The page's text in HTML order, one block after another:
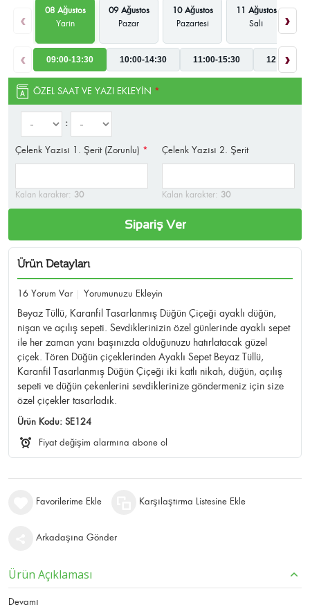
‹
08 Ağustos
Yarın
09 Ağustos
Pazar
10 Ağustos
Pazartesi
11 Ağustos
Salı
›
‹ 09:00-13:30 10:00-14:30 11:00-15:30 12:00-
›
ÖZEL SAAT VE YAZI EKLEYIN *
:
Çelenk Yazısı 1. Şerit (Zorunlu) *
Kalan karakter: 30
Çelenk Yazısı 2. Şerit
Kalan karakter: 30
Sipariş Ver
Ürün Detayları
16 Yorum Var Yorumunuzu Ekleyin
Beyaz Tüllü, Karanfil Tasarlanmış Düğün Çiçeği ayaklı düğün,
nişan ve açılış sepeti. Sevdiklerinizin özel günlerinde ayaklı sepet
ile her zaman yanı başınızda olduğunuzu hatırlatacak güzel
çiçek. Tören Düğün çiçeklerinden Ayaklı Sepet Beyaz Tüllü,
Karanfil Tasarlanmış Düğün Çiçeği iki katlı nikah, düğün, açılış
sepeti ve düğün çekenlerini sevdiklerinize göndermeniz için size
özel çiçekler tasarladık.
Ürün Kodu: SE124
Fiyat değişim alarmına abone ol
Favorilerime Ekle Karşılaştırma Listesine Ekle
Arkadaşına Gönder
Ürün Açıklaması
Devamı